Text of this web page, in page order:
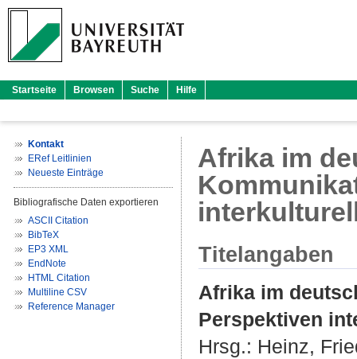
Startseite Browsen Suche Hilfe
Kontakt
ERef Leitlinien
Neueste Einträge
Bibliografische Daten exportieren
ASCII Citation
BibTeX
EP3 XML
EndNote
HTML Citation
Multiline CSV
Reference Manager
Afrika im
Titelangaben
Afrika im
Perspektiven
Hrsg.: Heinz,